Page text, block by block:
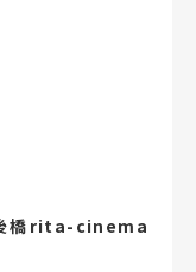
後橋rita-cinema